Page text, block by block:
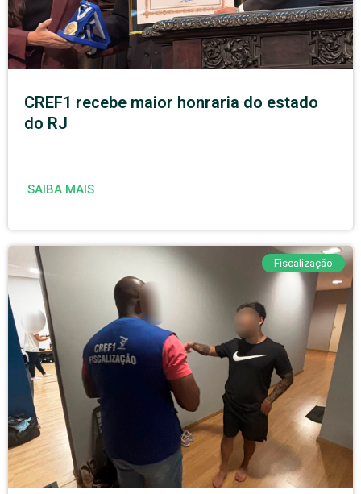
CREF1 recebe maior honraria do estado
do RJ
SAIBA MAIS
Fiscalização